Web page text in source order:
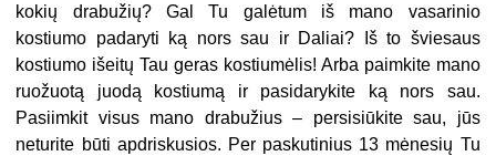
kokių drabužių? Gal Tu galėtum iš mano vasarinio
kostiumo padaryti ką nors sau ir Daliai? Iš to šviesaus
kostiumo išeitų Tau geras kostiumėlis! Arba paimkite mano
ruožuotą juodą kostiumą ir pasidarykite ką nors sau.
Pasiimkit visus mano drabužius – persisiūkite sau, jūs
neturite būti apdriskusios. Per paskutinius 13 mėnesių Tu